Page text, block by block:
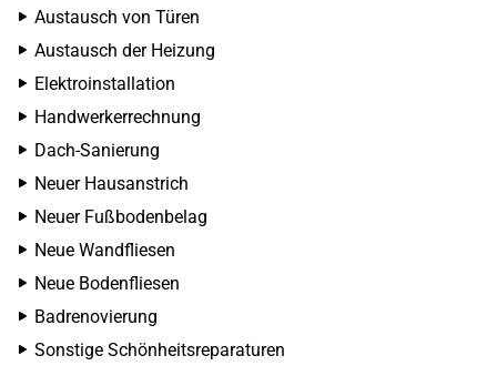
Austausch von Türen
Austausch der Heizung
Elektroinstallation
Handwerkerrechnung
Dach-Sanierung
Neuer Hausanstrich
Neuer Fußbodenbelag
Neue Wandfliesen
Neue Bodenfliesen
Badrenovierung
Sonstige Schönheitsreparaturen